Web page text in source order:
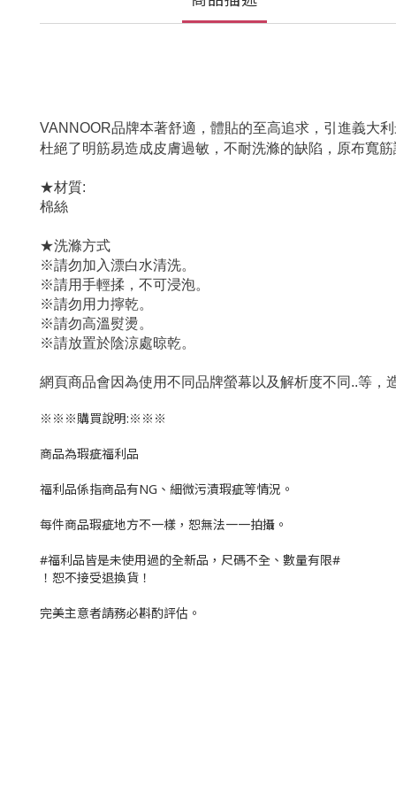
VANNOOR品牌本著舒適，體貼的至高追求，引進義大
杜絕了明筋易造成皮膚過敏，不耐洗滌的缺陷，原布寬
★材質:
棉絲
★洗滌方式
※請勿加入漂白水清洗。
※請用手輕揉，不可浸泡。
※請勿用力擰乾。
※請勿高溫熨燙。
※請放置於陰涼處晾乾。
網頁商品會因為使用不同品牌螢幕以及解析度不同..等，
※※※購買說明:※※※
商品為瑕疵福利品
福利品係指商品有NG、細微污漬瑕疵等情況。
每件商品瑕疵地方不一樣，恕無法一一拍攝。
#福利品皆是未使用過的全新品，尺碼不全、數量有限#
！恕不接受退換貨！
完美主意者請務必斟酌評估。